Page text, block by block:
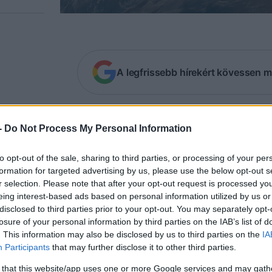
Do Not Process My Personal Information
opt-out of the sale, sharing to third parties, or processing of your
for targeted advertising by us, please use the below opt-out
selection. Please note that after your opt-out request is processed
interest-based ads based on personal information utilized by us
to third parties prior to your opt-out. You may separately
of your personal information by third parties on the IAB’s list of
This information may also be disclosed by us to third parties on the
Participants that may further disclose it to other third parties.
that this website/app uses one or more Google services and may
A legfrissebb hírekért kövessen
Vučić szerb elnök elmondta, hogy
részét szinte eltemették volna, és nem
Vučić szerb elnök először fedte fel
nagyapját a holokauszt idején.
második világháború alatt… a
a nácikhoz”